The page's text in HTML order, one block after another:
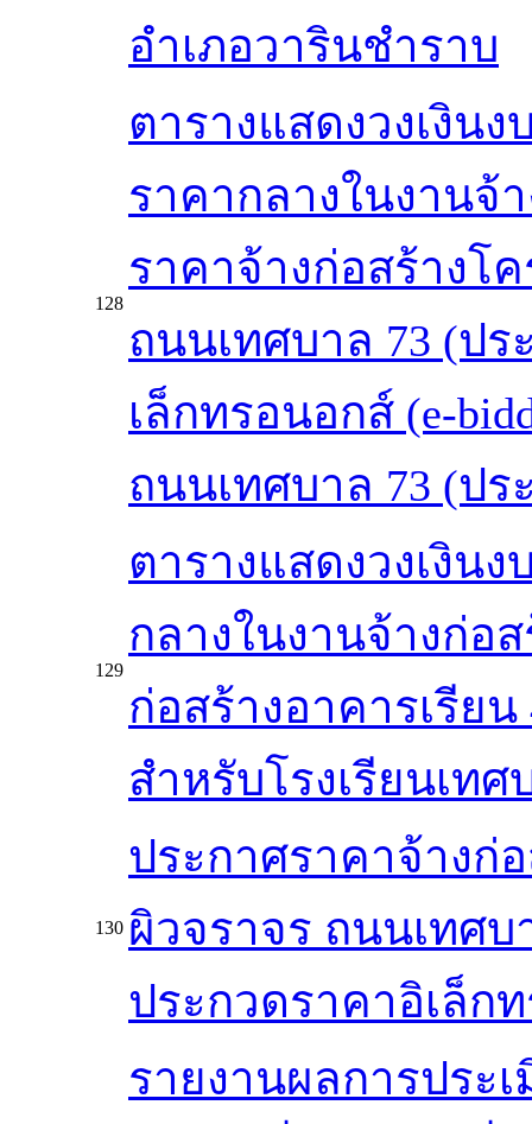
อำเภอวารินชำราบ
128
ตารางแสดงวงเงิน
ราคากลางในงานจ้
ราคาจ้างก่อสร้างโ
ถนนเทศบาล 73 (ป
เล็กทรอนอกส์ (e-
ถนนเทศบาล 73 (ป
129
ตารางแสดงวงเงิน
กลางในงานจ้างก่อ
ก่อสร้างอาคารเรียน
สำหรับโรงเรียนเท
130
ประกาศราคาจ้างก่
ผิวจราจร ถนนเทศ
ประกวดราคาอิเล็ก
รายงานผลการประ